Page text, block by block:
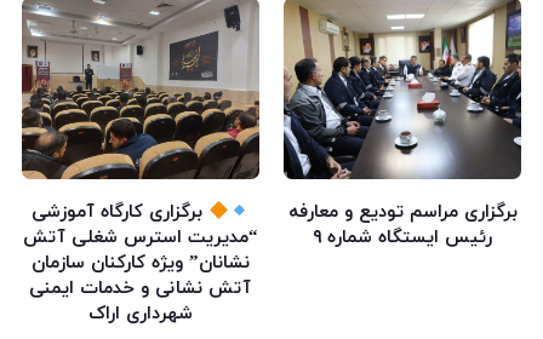
برگزاری مراسم تودیع و معارفه
رئیس ایستگاه شماره ۹
برگزاری کارگاه آموزشی
“مدیریت استرس شغلی آتش
نشانان” ویژه کارکنان سازمان
آتش نشانی و خدمات ایمنی
شهرداری اراک